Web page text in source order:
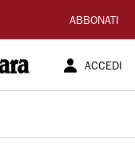
ABBONATI
ACCEDI